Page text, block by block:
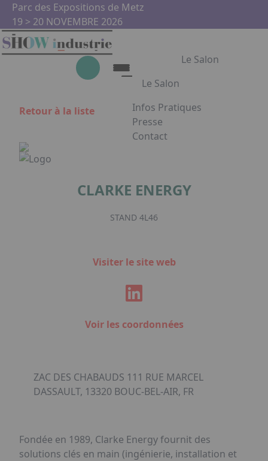
Aller au contenu principal
Parc des Expositions de Metz
19 > 20 NOVEMBRE 2026
Le Salon
Le Salon
Le Salon
Show Industrie
Infos Pratiques
Presse
Contact
Retour à la liste
CLARKE ENERGY
STAND 4L46
Visiter le site web
Voir les coordonnées
ZAC DES CHABAUDS 111 RUE MARCEL
DASSAULT, 13320 BOUC-BEL-AIR, FR
Fondée en 1989, Clarke Energy fournit des
solutions clés en main (ingénierie, installation et
Panneau de gestion des cookies